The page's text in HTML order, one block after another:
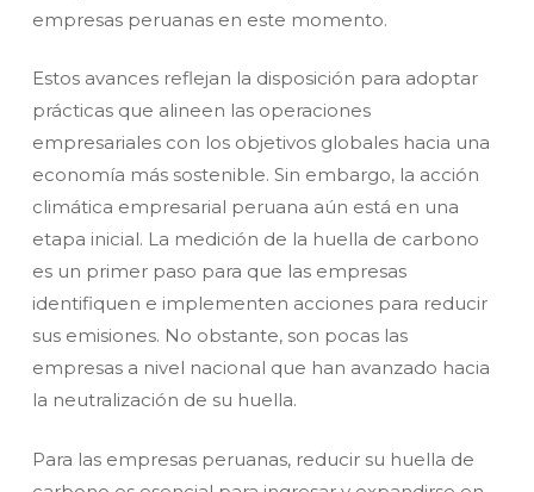
empresas peruanas en este momento.
Estos avances reflejan la disposición para adoptar
prácticas que alineen las operaciones
empresariales con los objetivos globales hacia una
economía más sostenible. Sin embargo, la acción
climática empresarial peruana aún está en una
etapa inicial. La medición de la huella de carbono
es un primer paso para que las empresas
identifiquen e implementen acciones para reducir
sus emisiones. No obstante, son pocas las
empresas a nivel nacional que han avanzado hacia
la neutralización de su huella.
Para las empresas peruanas, reducir su huella de